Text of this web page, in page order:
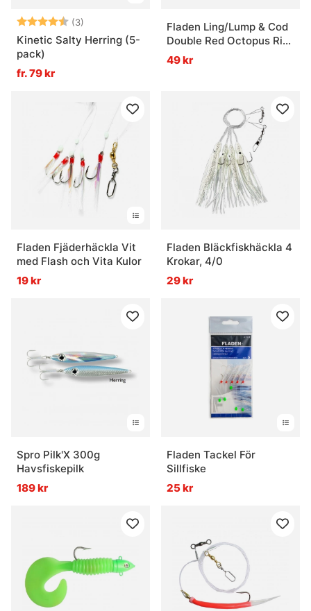
Betyg: (3)
4.7 utav 5 stjärnor
Kinetic Salty Herring (5-
pack)
fr. 79 kr
Fladen Ling/Lump & Cod
Double Red Octopus Rig
7/0 1.0mm
49 kr
Fladen Fjäderhäckla Vit
med Flash och Vita Kulor
19 kr
Fladen Bläckfiskhäckla 4
Krokar, 4/0
29 kr
Spro Pilk'X 300g
Havsfiskepilk
189 kr
Fladen Tackel För
Sillfiske
25 kr